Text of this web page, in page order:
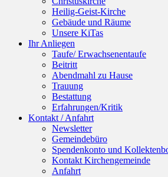
Heilig-Geist-Kirche
Gebäude und Räume
Unsere KiTas
Ihr Anliegen
Taufe/ Erwachsenentaufe
Beitritt
Abendmahl zu Hause
Trauung
Bestattung
Erfahrungen/Kritik
Kontakt / Anfahrt
Newsletter
Gemeindebüro
Spendenkonto und
Kontakt Kirchengemeinde
Anfahrt